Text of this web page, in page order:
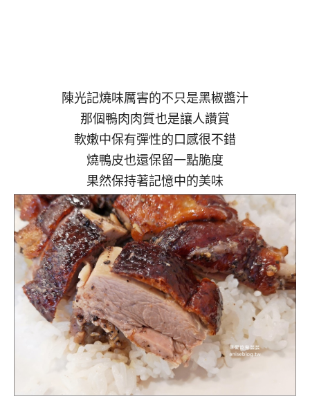
陳光記燒味厲害的不只是黑椒醬汁
那個鴨肉肉質也是讓人讚賞
軟嫩中保有彈性的口感很不錯
燒鴨皮也還保留一點脆度
果然保持著記憶中的美味